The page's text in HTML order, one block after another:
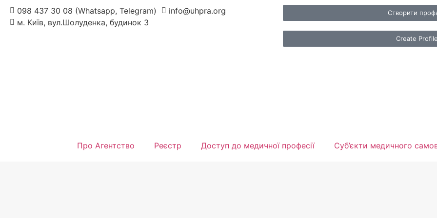
098 437 30 08 (Whatsapp, Telegram)
info@uhpra.org
м. Київ, вул.Шолуденка, будинок 3
Створити
Create Profile
Про Агентство Реєстр Доступ до медичної професії Суб’єкти медичного